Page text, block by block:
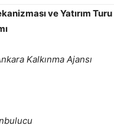
ve Yatırım
Kalkınma Ajansı